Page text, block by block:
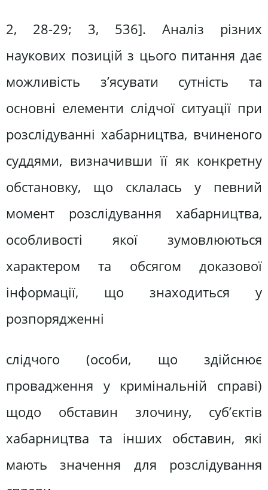
2, 28-29; 3, 536]. Аналіз різних
наукових позицій з цього питання дає
можливість з’ясувати сутність та
основні елементи слідчої ситуації при
розслідуванні хабарництва, вчиненого
суддями, визначивши її як конкретну
обстановку, що склалась у певний
момент розслідування хабарництва,
особливості якої зумовлюються
характером та обсягом доказової
інформації, що знаходиться у
розпорядженні
слідчого (особи, що здійснює
провадження у кримінальній справі)
щодо обставин злочину, суб’єктів
хабарництва та інших обставин, які
мають значення для розслідування